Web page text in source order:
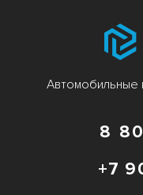
Автомобильные
8
+7